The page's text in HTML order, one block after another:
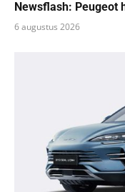
Newsflash: Peugeot
6 augustus 2026